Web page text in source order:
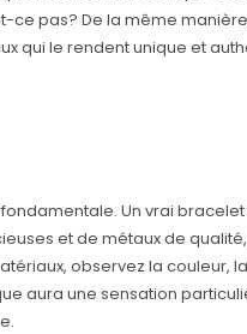
ce pas? De la même
qui le rendent unique et
Un vrai
et de métaux de
observez la couleur,
aura une sensation